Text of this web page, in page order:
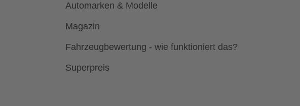
Automarken & Modelle
Magazin
Fahrzeugbewertung - wie funktioniert das?
Superpreis